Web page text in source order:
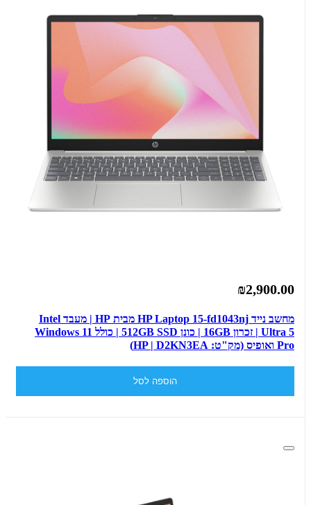
₪2,900.00
מחשב נייד HP Laptop 15-fd1043nj מבית HP | מעבד Intel
Ultra 5 | זכרון 16GB | כונן 512GB SSD | כולל Windows 11
Pro ואופיס (מק"ט: HP | D2KN3EA)
הוספה לסל